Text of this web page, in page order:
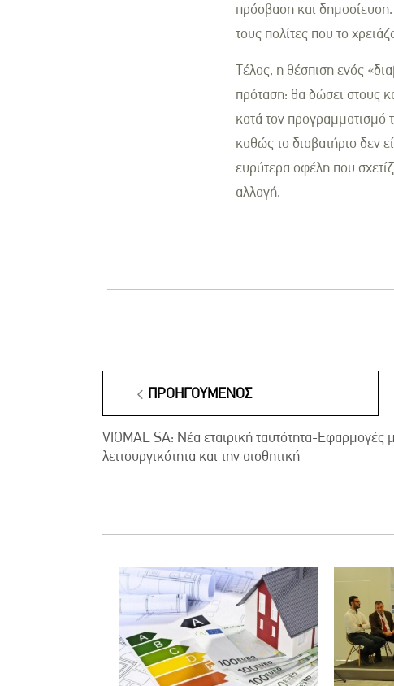
πρόσβαση και
τους πολίτες που το
Τέλος, η θέσπιση ενός
πρόταση: θα δώσει στους
κατά τον προγραμματισμό
καθώς το διαβατήριο δεν
ευρύτερα οφέλη που
αλλαγή.
ΠΡΟΗΓΟΎΜΕΝΟΣ
VIOMAL SA: Νέα εταιρική ταυτότητα-Εφαρμογές
λειτουργικότητα και την αισθητική